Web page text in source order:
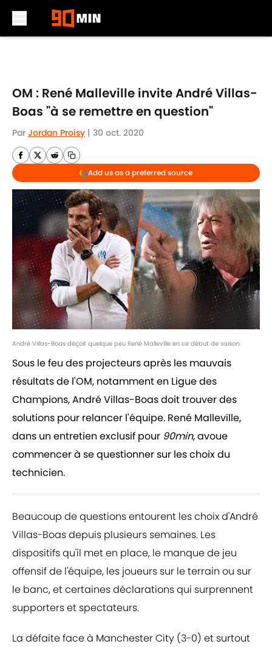
OM : René Malleville invite André Villas-
Boas "à se remettre en question"
Par Jordan Proisy | 30 oct. 2020
Add us as a preferred source
André Villas-Boas déçoit quelque peu René Malleville en ce début de saison.
Sous le feu des projecteurs après les mauvais
résultats de l'OM, notamment en Ligue des
Champions, André Villas-Boas doit trouver des
solutions pour relancer l'équipe. René Malleville,
dans un entretien exclusif pour 90min, avoue
commencer à se questionner sur les choix du
technicien.
Beaucoup de questions entourent les choix d'André
Villas-Boas depuis plusieurs semaines. Les
dispositifs qu'il met en place, le manque de jeu
offensif de l'équipe, les joueurs sur le terrain ou sur
le banc, et certaines déclarations qui surprennent
supporters et spectateurs.
La défaite face à Manchester City (3-0) et surtout